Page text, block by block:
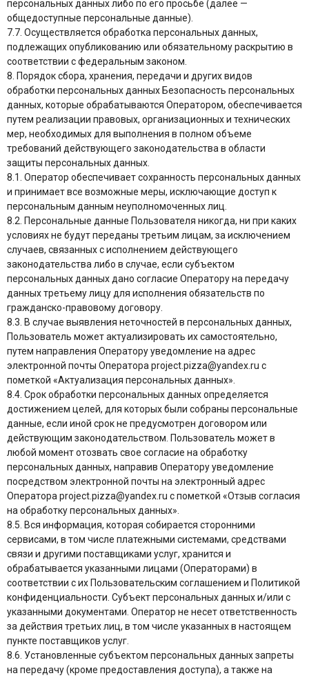
персональных данных либо по его просьбе (далее —
общедоступные персональные данные).
7.7. Осуществляется обработка персональных данных,
подлежащих опубликованию или обязательному раскрытию в
соответствии с федеральным законом.
8. Порядок сбора, хранения, передачи и других видов
обработки персональных данных Безопасность персональных
данных, которые обрабатываются Оператором, обеспечивается
путем реализации правовых, организационных и технических
мер, необходимых для выполнения в полном объеме
требований действующего законодательства в области
защиты персональных данных.
8.1. Оператор обеспечивает сохранность персональных данных
и принимает все возможные меры, исключающие доступ к
персональным данным неуполномоченных лиц.
8.2. Персональные данные Пользователя никогда, ни при каких
условиях не будут переданы третьим лицам, за исключением
случаев, связанных с исполнением действующего
законодательства либо в случае, если субъектом
персональных данных дано согласие Оператору на передачу
данных третьему лицу для исполнения обязательств по
гражданско-правовому договору.
8.3. В случае выявления неточностей в персональных данных,
Пользователь может актуализировать их самостоятельно,
путем направления Оператору уведомление на адрес
электронной почты Оператора project.pizza@yandex.ru с
пометкой «Актуализация персональных данных».
8.4. Срок обработки персональных данных определяется
достижением целей, для которых были собраны персональные
данные, если иной срок не предусмотрен договором или
действующим законодательством. Пользователь может в
любой момент отозвать свое согласие на обработку
персональных данных, направив Оператору уведомление
посредством электронной почты на электронный адрес
Оператора project.pizza@yandex.ru с пометкой «Отзыв согласия
на обработку персональных данных».
8.5. Вся информация, которая собирается сторонними
сервисами, в том числе платежными системами, средствами
связи и другими поставщиками услуг, хранится и
обрабатывается указанными лицами (Операторами) в
соответствии с их Пользовательским соглашением и Политикой
конфиденциальности. Субъект персональных данных и/или с
указанными документами. Оператор не несет ответственность
за действия третьих лиц, в том числе указанных в настоящем
пункте поставщиков услуг.
8.6. Установленные субъектом персональных данных запреты
на передачу (кроме предоставления доступа), а также на